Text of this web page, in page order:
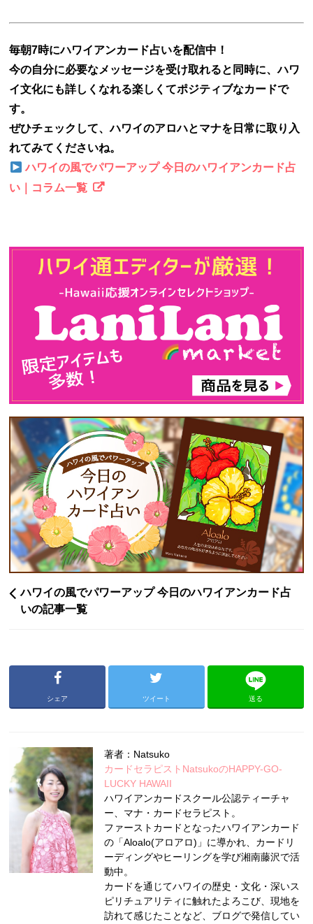
毎朝7時にハワイアンカード占いを配信中！
今の自分に必要なメッセージを受け取れると同時に、ハワ
イ文化にも詳しくなれる楽しくてポジティブなカードで
す。
ぜひチェックして、ハワイのアロハとマナを日常に取り入
れてみてくださいね。
ハワイの風でパワーアップ 今日のハワイアンカード占
い｜コラム一覧
ハワイの風でパワーアップ 今日のハワイアンカード占
いの記事一覧
シェア ツイート 送る
著者：Natsuko
カードセラピストNatsukoのHAPPY-GO-
LUCKY HAWAII
ハワイアンカードスクール公認ティーチャ
ー、マナ・カードセラピスト。
ファーストカードとなったハワイアンカード
の「Aloalo(アロアロ)」に導かれ、カードリ
ーディングやヒーリングを学び湘南藤沢で活
動中。
カードを通じてハワイの歴史・文化・深いス
ピリチュアリティに触れたよろこび、現地を
訪れて感じたことなど、ブログで発信してい